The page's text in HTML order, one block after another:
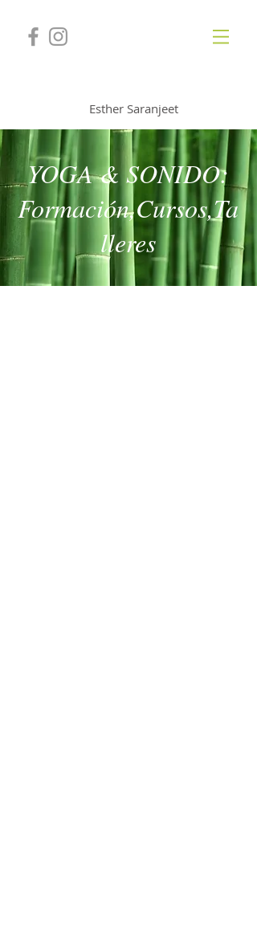
Esther Saranjeet
YOGA & SONIDO:
Formación,Cursos,Ta
lleres